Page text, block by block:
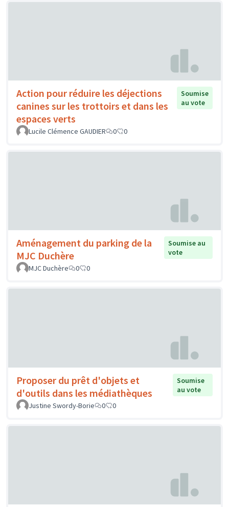
Action pour réduire les déjections
canines sur les trottoirs et dans les
espaces verts
Soumise
au vote
Lucile Clémence GAUDIER 0 0
Aménagement du parking de la
MJC Duchère
Soumise au
vote
MJC Duchère
0 0
Proposer du prêt d'objets et
d'outils dans les médiathèques
Soumise
au vote
Justine Swordy-Borie
0 0